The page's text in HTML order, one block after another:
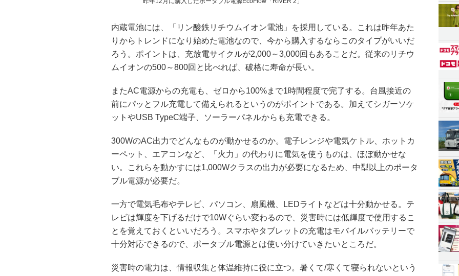
内蔵電池には、「リン酸鉄リチウムイオン電池」を採用している。これは昨年あた
りからトレンドになり始めた電池なので、今から購入するならこのタイプがいいだ
ろう。ポイントは、充放電サイクルが2,000～3,000回もあることだ。従来のリチウ
ムイオンの500～800回と比べれば、破格に寿命が長い。
またAC電源からの充電も、ゼロから100%まで1時間程度で完了する。台風接近の
前にパッとフル充電して備えられるというのがポイントである。加えてシガーソケ
ットやUSB TypeC端子、ソーラーパネルからも充電できる。
300WのAC出力でどんなものが動かせるのか。電子レンジや電気ケトル、ホットカ
ーペット、エアコンなど、「火力」の代わりに電気を使うものは、ほぼ動かせな
い。これらを動かすには1,000Wクラスの出力が必要になるため、中型以上のポータ
ブル電源が必要だ。
一方で電気毛布やテレビ、パソコン、扇風機、LEDライトなどは十分動かせる。テ
レビは輝度を下げるだけで10Wぐらい変わるので、災害時には低輝度で使用するこ
とを覚えておくといいだろう。スマホやタブレットの充電はモバイルバッテリーで
十分対応できるので、ポータブル電源とは使い分けていきたいところだ。
災害時の電力は、情報収集と体温維持に役に立つ。暑くて/寒くて寝られないという